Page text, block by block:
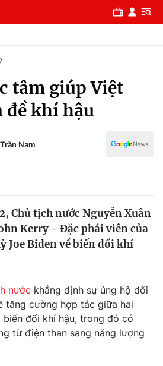
tâm giúp Việt
đề khí hậu
Nam
Chủ tịch nước Nguyễn Xuân
Kerry - Đặc phái viên của
Joe Biden về biến đổi khí
nước khẳng định sự ủng hộ đối
tăng cường hợp tác giữa hai
đổi khí hậu, trong đó có
từ điện than sang năng lượng